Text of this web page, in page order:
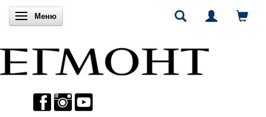
Включи навигацията
Меню